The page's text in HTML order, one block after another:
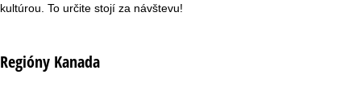
kultúrou. To určite stojí za návštevu!
Regióny Kanada